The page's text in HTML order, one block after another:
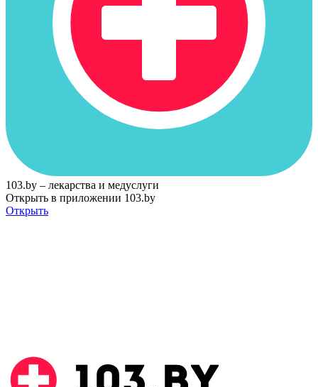
103.by – лекарства и медуслуги
Открыть в приложении 103.by
Открыть